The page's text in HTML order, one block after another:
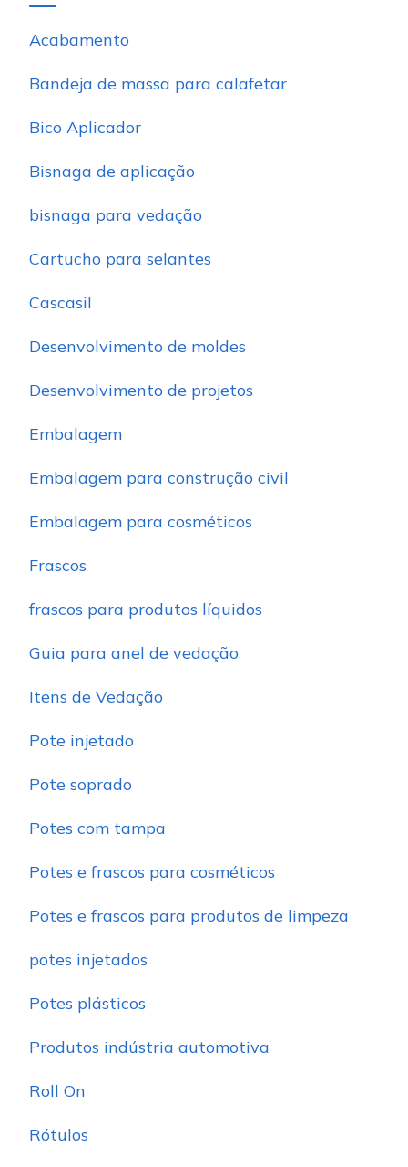
Acabamento
Bandeja de massa para calafetar
Bico Aplicador
Bisnaga de aplicação
bisnaga para vedação
Cartucho para selantes
Cascasil
Desenvolvimento de moldes
Desenvolvimento de projetos
Embalagem
Embalagem para construção civil
Embalagem para cosméticos
Frascos
frascos para produtos líquidos
Guia para anel de vedação
Itens de Vedação
Pote injetado
Pote soprado
Potes com tampa
Potes e frascos para cosméticos
Potes e frascos para produtos de limpeza
potes injetados
Potes plásticos
Produtos indústria automotiva
Roll On
Rótulos